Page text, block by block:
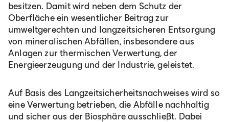
besitzen. Damit wird neben dem Schutz der
Oberfläche ein wesentlicher Beitrag zur
umweltgerechten und langzeitsicheren Entsorgung
von mineralischen Abfällen, insbesondere aus
Anlagen zur thermischen Verwertung, der
Energieerzeugung und der Industrie, geleistet.
Auf Basis des Langzeitsicherheitsnachweises wird so
eine Verwertung betrieben, die Abfälle nachhaltig
und sicher aus der Biosphäre ausschließt. Dabei